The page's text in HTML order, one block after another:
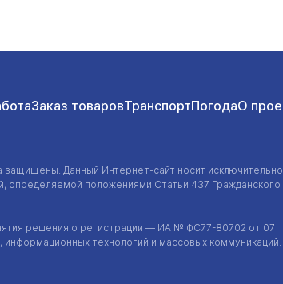
Заказ товаровТранспортПогодаО
защищены. Данный Интернет-сайт носит исключительно
определяемой положениями Статьи 437 Гражданского
решения о регистрации — ИА № ФС77-80702 от 07
технологий и массовых коммуникаций.